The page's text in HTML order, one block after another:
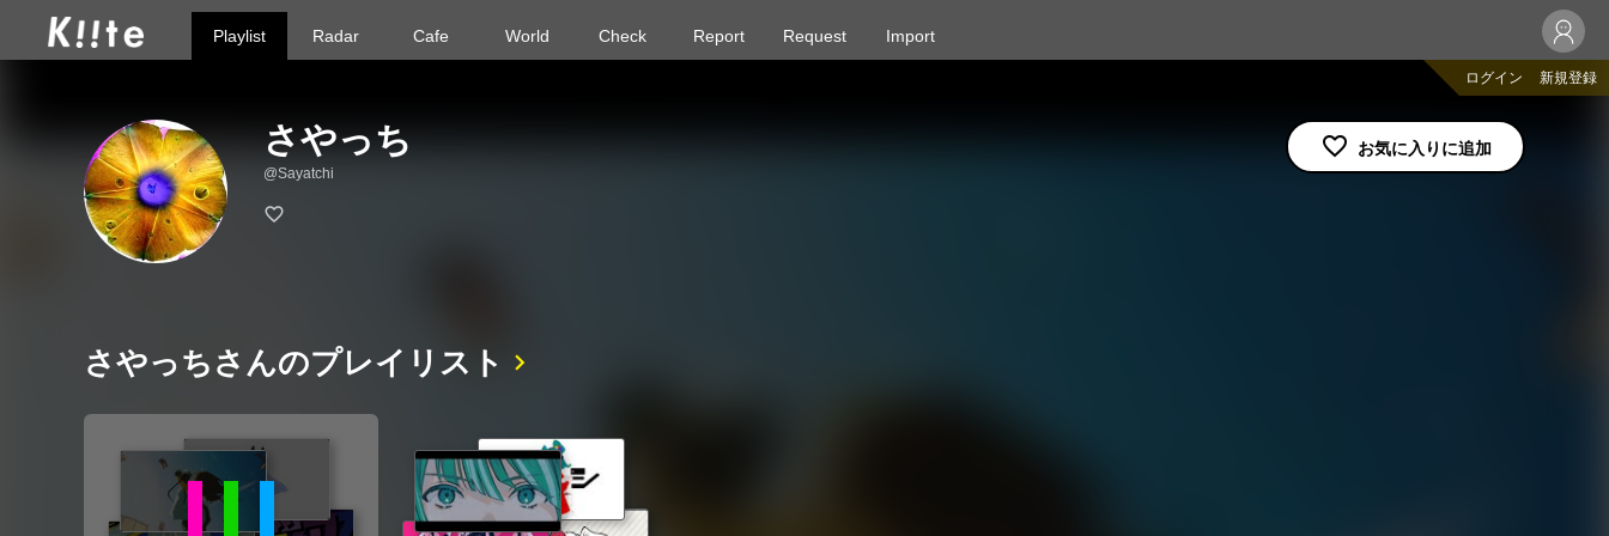
Playlist Radar Cafe World Check Report Request Import
ログイン 新規登録
さやっち
@Sayatchi
さやっちさんのプレイリスト